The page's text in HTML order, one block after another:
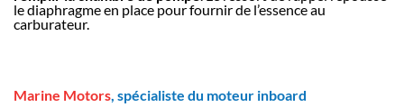
le diaphragme en place pour fournir de l’essence au
carburateur.
Marine Motors, spécialiste du moteur inboard